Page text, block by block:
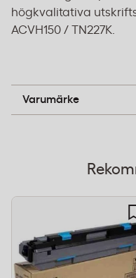
högkvalitativa
ACVH150 / TN227K.
Varumärke
Konica Minolta